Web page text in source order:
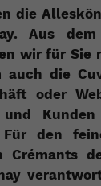
die
Aus
wir für Sie
auch die
oder
den
Crémants